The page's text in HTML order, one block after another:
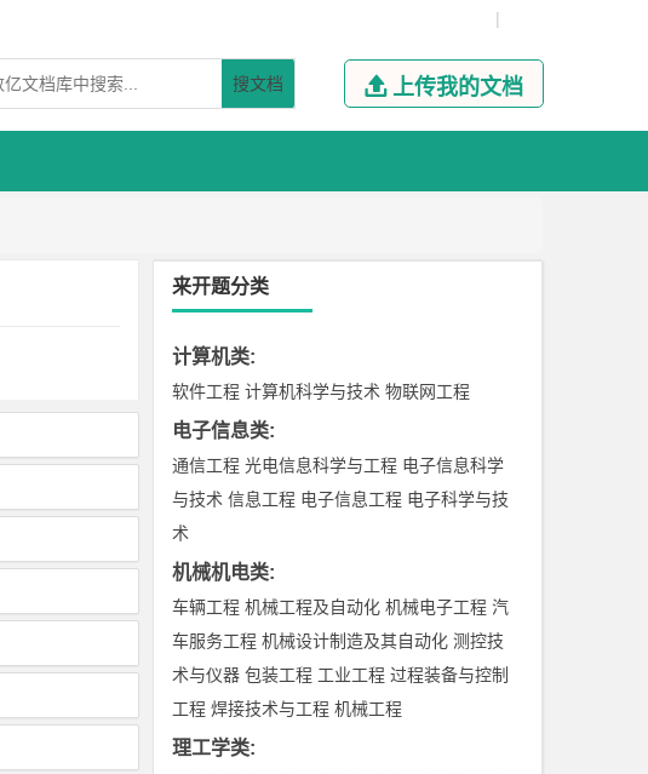
|
搜文档  上传我的文档
来开题分类
计算机类:
软件工程 计算机科学与技术 物联网工程
电子信息类:
通信工程 光电信息科学与工程 电子信息科学
与技术 信息工程 电子信息工程 电子科学与技
术
机械机电类:
车辆工程 机械工程及自动化 机械电子工程 汽
车服务工程 机械设计制造及其自动化 测控技
术与仪器 包装工程 工业工程 过程装备与控制
工程 焊接技术与工程 机械工程
理工学类: